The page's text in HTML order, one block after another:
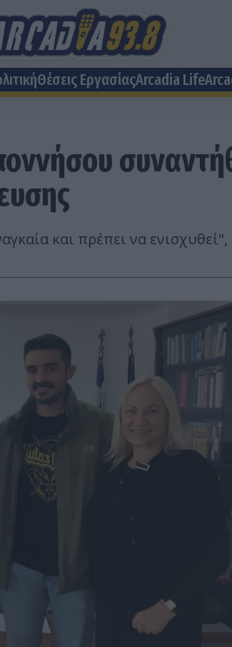
Θέσεις EργασίαςArcadia Life
και πρέπει να